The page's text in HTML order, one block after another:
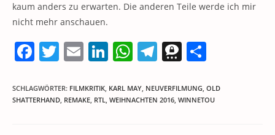
kaum anders zu erwarten. Die anderen Teile werde ich mir
nicht mehr anschauen.
F
c
e
T
itt
er
E
ai
l
Li
k
e
W
at
s
T
e
gr
T
re
e
le
n
SCHLAGWÖRTER: FILMKRITIK, KARL MAY, NEUVERFILMUNG, OLD
SHATTERHAND, REMAKE, RTL, WEIHNACHTEN 2016, WINNETOU